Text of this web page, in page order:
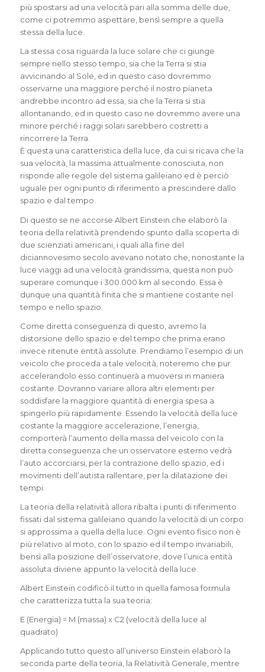
più spostarsi ad una velocità pari alla somma delle due,
come ci potremmo aspettare, bensì sempre a quella
stessa della luce.
La stessa cosa riguarda la luce solare che ci giunge
sempre nello stesso tempo, sia che la Terra si stia
avvicinando al Sole, ed in questo caso dovremmo
osservarne una maggiore perché il nostro pianeta
andrebbe incontro ad essa, sia che la Terra si stia
allontanando, ed in questo caso ne dovremmo avere una
minore perché i raggi solari sarebbero costretti a
rincorrere la Terra.
È questa una caratteristica della luce, da cui si ricava che la
sua velocità, la massima attualmente conosciuta, non
risponde alle regole del sistema galileiano ed è perciò
uguale per ogni punto di riferimento a prescindere dallo
spazio e dal tempo.
Di questo se ne accorse Albert Einstein che elaborò la
teoria della relatività prendendo spunto dalla scoperta di
due scienziati americani, i quali alla fine del
diciannovesimo secolo avevano notato che, nonostante la
luce viaggi ad una velocità grandissima, questa non può
superare comunque i 300.000 km al secondo. Essa è
dunque una quantità finita che si mantiene costante nel
tempo e nello spazio.
Come diretta conseguenza di questo, avremo la
distorsione dello spazio e del tempo che prima erano
invece ritenute entità assolute. Prendiamo l’esempio di un
veicolo che proceda a tale velocità, noteremo che pur
accelerandolo esso continuerà a muoversi in maniera
costante. Dovranno variare allora altri elementi per
soddisfare la maggiore quantità di energia spesa a
spingerlo più rapidamente. Essendo la velocità della luce
costante la maggiore accelerazione, l’energia,
comporterà l’aumento della massa del veicolo con la
diretta conseguenza che un osservatore esterno vedrà
l’auto accorciarsi, per la contrazione dello spazio, ed i
movimenti dell’autista rallentare, per la dilatazione dei
tempi.
La teoria della relatività allora ribalta i punti di riferimento
fissati dal sistema galileiano quando la velocità di un corpo
si approssima a quella della luce. Ogni evento fisico non è
più relativo al moto, con lo spazio ed il tempo invariabili,
bensì alla posizione dell’osservatore, dove l’unica entità
assoluta diviene appunto la velocità della luce.
Albert Einstein codificò il tutto in quella famosa formula
che caratterizza tutta la sua teoria:
E (Energia) = M (massa) x C2 (velocità della luce al
quadrato)
Applicando tutto questo all’universo Einstein elaborò la
seconda parte della teoria, la Relatività Generale, mentre